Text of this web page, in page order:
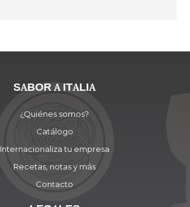
SABOR A ITALIA
¿Quiénes somos?
Catálogo
Internacionaliza tu empresa
Recetas, notas y más
Contacto